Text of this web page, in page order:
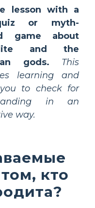
lesson with a
or myth-
game about
and the
gods.
This
learning and
to check for
in an
way.
кто